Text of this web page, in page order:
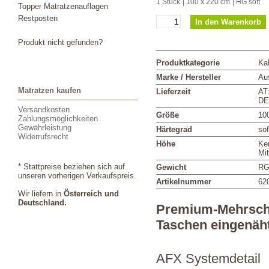
Topper Matratzenauflagen
Restposten
Produkt nicht gefunden?
Matratzen kaufen
Versandkosten
Zahlungsmöglichkeiten
Gewährleistung
Widerrufsrecht
* Stattpreise beziehen sich auf
unseren vorherigen Verkaufspreis.
Wir liefern in Österreich und
Deutschland.
Produktkategorie
Marke / Hersteller
Lieferzeit
Größe
Härtegrad
Höhe
Gewicht
Artikelnummer
Premium-
Taschen
AFX Systemdetail